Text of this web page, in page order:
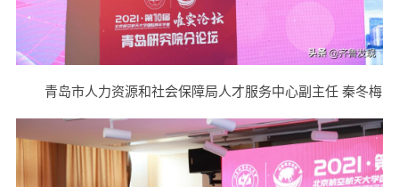
青岛市人力资源和社会保障局人才服务中心副主任 秦冬梅